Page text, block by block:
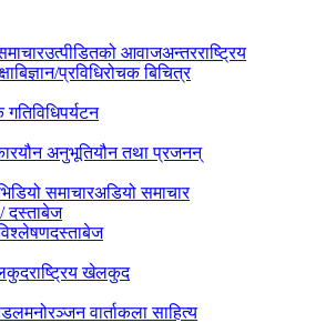
उत्पीडितको आवाजअन्तरराष्ट्रिय
बिज्ञान/प्रविधिरोचक बिचित्र
पर्यटन
यौन अनुभूतियौन तथा प्रजनन्
समाचारअडियो समाचार
दस्ताबेज
दस्ताबेज
राष्ट्रिय खेलकुद
मनोरञ्जन वार्ताकला साहित्य